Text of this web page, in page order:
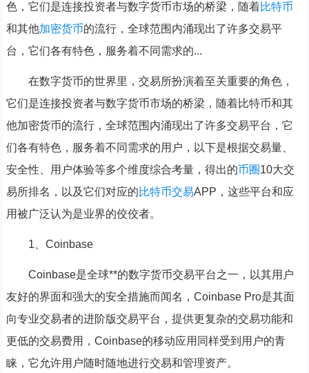
色，它们是连接投资者与数字货币市场的桥梁，随着比特币
和其他加密货币的流行，全球范围内涌现出了许多交易平
台，它们各有特色，服务着不同需求的...
在数字货币的世界里，交易所扮演着至关重要的角色，
它们是连接投资者与数字货币市场的桥梁，随着比特币和其
他加密货币的流行，全球范围内涌现出了许多交易平台，它
们各有特色，服务着不同需求的用户，以下是根据交易量、
安全性、用户体验等多个维度综合考量，得出的币圈10大交
易所排名，以及它们对应的比特币交易APP，这些平台和应
用被广泛认为是业界的佼佼者。
1、Coinbase
Coinbase是全球**的数字货币交易平台之一，以其用户
友好的界面和强大的安全措施而闻名，Coinbase Pro是其面
向专业交易者的进阶版交易平台，提供更复杂的交易功能和
更低的交易费用，Coinbase的移动应用同样受到用户的青
睐，它允许用户随时随地进行交易和管理资产。